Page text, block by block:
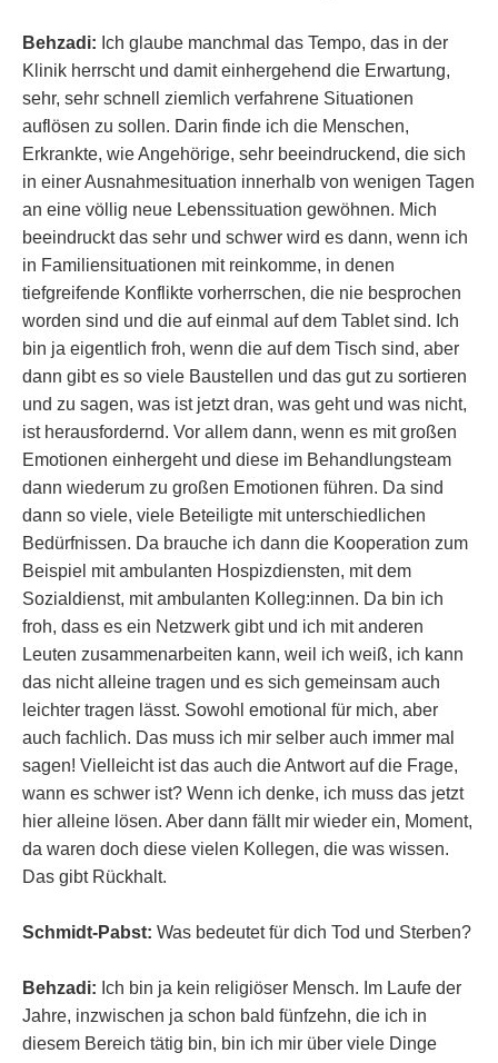
Behzadi: Ich glaube manchmal das Tempo, das in der
Klinik herrscht und damit einhergehend die Erwartung,
sehr, sehr schnell ziemlich verfahrene Situationen
auflösen zu sollen. Darin finde ich die Menschen,
Erkrankte, wie Angehörige, sehr beeindruckend, die sich
in einer Ausnahmesituation innerhalb von wenigen Tagen
an eine völlig neue Lebenssituation gewöhnen. Mich
beeindruckt das sehr und schwer wird es dann, wenn ich
in Familiensituationen mit reinkomme, in denen
tiefgreifende Konflikte vorherrschen, die nie besprochen
worden sind und die auf einmal auf dem Tablet sind. Ich
bin ja eigentlich froh, wenn die auf dem Tisch sind, aber
dann gibt es so viele Baustellen und das gut zu sortieren
und zu sagen, was ist jetzt dran, was geht und was nicht,
ist herausfordernd. Vor allem dann, wenn es mit großen
Emotionen einhergeht und diese im Behandlungsteam
dann wiederum zu großen Emotionen führen. Da sind
dann so viele, viele Beteiligte mit unterschiedlichen
Bedürfnissen. Da brauche ich dann die Kooperation zum
Beispiel mit ambulanten Hospizdiensten, mit dem
Sozialdienst, mit ambulanten Kolleg:innen. Da bin ich
froh, dass es ein Netzwerk gibt und ich mit anderen
Leuten zusammenarbeiten kann, weil ich weiß, ich kann
das nicht alleine tragen und es sich gemeinsam auch
leichter tragen lässt. Sowohl emotional für mich, aber
auch fachlich. Das muss ich mir selber auch immer mal
sagen! Vielleicht ist das auch die Antwort auf die Frage,
wann es schwer ist? Wenn ich denke, ich muss das jetzt
hier alleine lösen. Aber dann fällt mir wieder ein, Moment,
da waren doch diese vielen Kollegen, die was wissen.
Das gibt Rückhalt.
Schmidt-Pabst: Was bedeutet für dich Tod und Sterben?
Behzadi: Ich bin ja kein religiöser Mensch. Im Laufe der
Jahre, inzwischen ja schon bald fünfzehn, die ich in
diesem Bereich tätig bin, bin ich mir über viele Dinge